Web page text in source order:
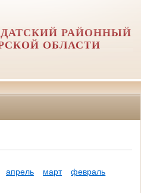
РАЙОННЫЙ
ОБЛАСТИ
апрель март
февраль